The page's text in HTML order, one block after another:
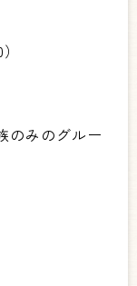
）
のみのグルー